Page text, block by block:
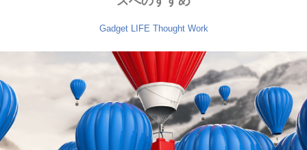
Gadget LIFE Thought Work